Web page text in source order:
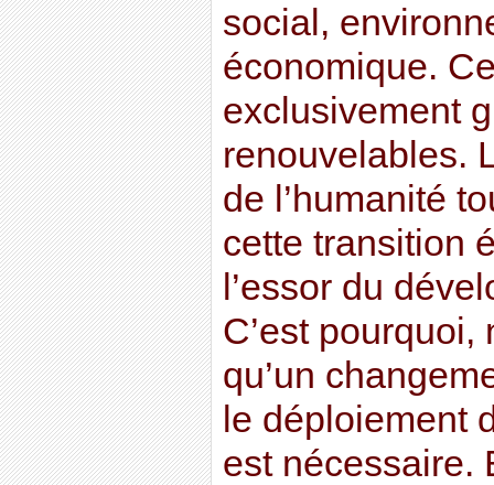
social,
économique.
exclusivement
renouvelables.
de l’humanité
cette transition
l’essor du
C’est
qu’un
le déploiement
est nécessaire.